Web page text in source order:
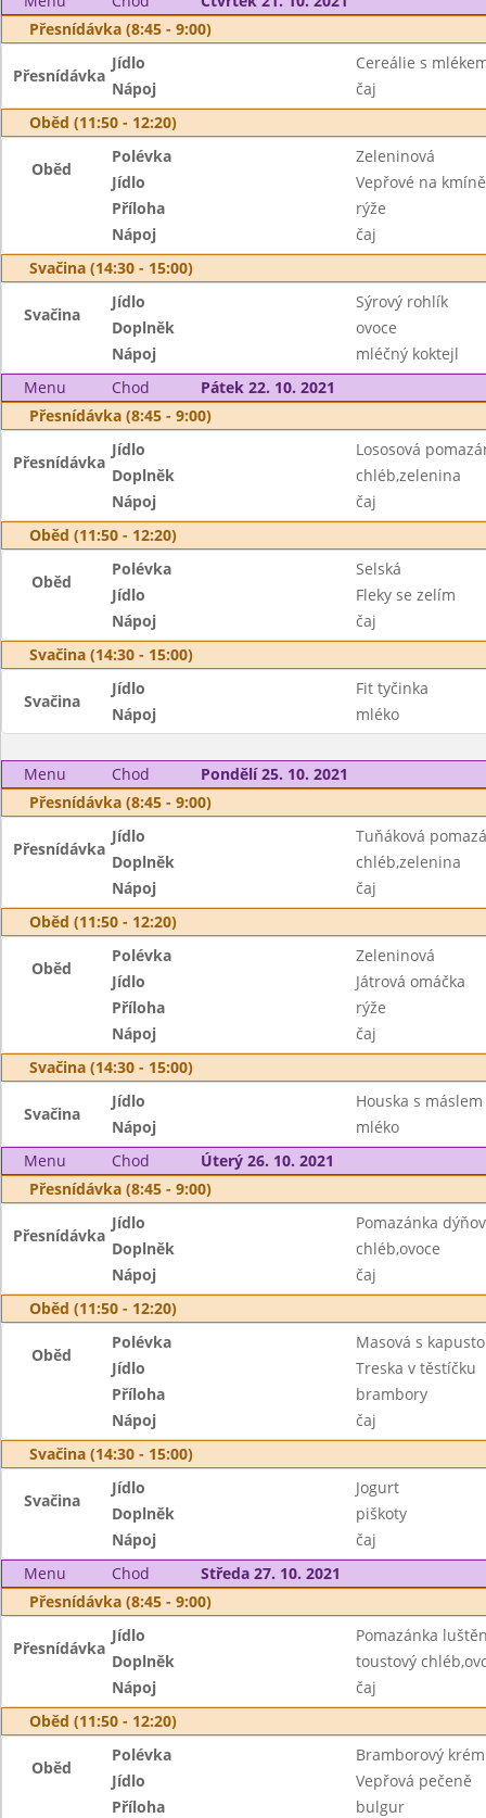
Přesnídávka (8:45 - 9:00)
Přesnídávka
Jídlo
Cereálie s
Nápoj
čaj
Oběd (11:50 - 12:20)
Oběd
Polévka
Zeleninová
Jídlo
Vepřové na kmíně
Příloha
rýže
Nápoj
čaj
Svačina (14:30 - 15:00)
Svačina
Jídlo
Sýrový rohlík
Doplněk
ovoce
Nápoj
mléčný koktejl
Menu
Chod
Pátek 22. 10. 2021
Přesnídávka (8:45 - 9:00)
Přesnídávka
Jídlo
Lososová
Doplněk
chléb,zelenina
Nápoj
čaj
Oběd (11:50 - 12:20)
Oběd
Polévka
Selská
Jídlo
Fleky se zelím
Nápoj
čaj
Svačina (14:30 - 15:00)
Svačina
Jídlo
Fit tyčinka
Nápoj
mléko
Menu Chod
Pondělí 25. 10. 2021
Přesnídávka (8:45 - 9:00)
Přesnídávka
Jídlo
Tuňáková
Doplněk
chléb,zelenina
Nápoj
čaj
Oběd (11:50 - 12:20)
Oběd
Polévka
Zeleninová
Jídlo
Játrová omáčka
Příloha
rýže
Nápoj
čaj
Svačina (14:30 - 15:00)
Svačina
Jídlo
Houska s máslem
Nápoj
mléko
Menu
Chod
Úterý 26. 10. 2021
Přesnídávka (8:45 - 9:00)
Přesnídávka
Jídlo
Pomazánka
Doplněk
chléb,ovoce
Nápoj
čaj
Oběd (11:50 - 12:20)
Oběd
Polévka
Masová s
Jídlo
Treska v těstíčku
Příloha
brambory
Nápoj
čaj
Svačina (14:30 - 15:00)
Svačina
Jídlo
Jogurt
Doplněk
piškoty
Nápoj
čaj
Menu
Chod
Středa 27. 10. 2021
Přesnídávka (8:45 - 9:00)
Přesnídávka
Jídlo
Pomazánka
Doplněk
toustový
Nápoj
čaj
Oběd (11:50 - 12:20)
Oběd
Polévka
Bramborový
Jídlo
Vepřová pečeně
Příloha
bulgur